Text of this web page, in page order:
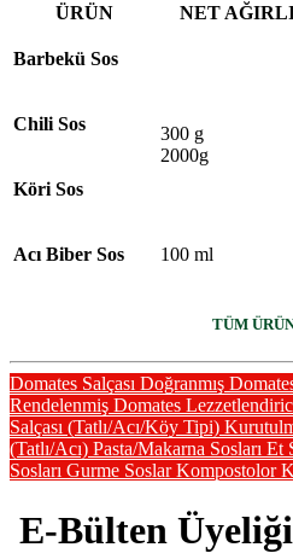
ÜRÜN NET
Barbekü Sos
300 g
2000g
Chili Sos
Köri Sos
Acı Biber Sos 100 ml
TÜM
Domates Salçası Doğranmış
Rendelenmiş Domates
Salçası (Tatlı/Acı/Köy Tipi)
(Tatlı/Acı) Pasta/Makarna Sosları Et
Sosları Gurme SoslarKompostolor
E-Bülten Üyeliği